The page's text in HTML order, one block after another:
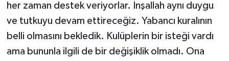
her zaman destek veriyorlar. İnşallah aynı duygu
ve tutkuyu devam ettireceğiz. Yabancı kuralının
belli olmasını bekledik. Kulüplerin bir isteği vardı
ama bununla ilgili de bir değişiklik olmadı. Ona